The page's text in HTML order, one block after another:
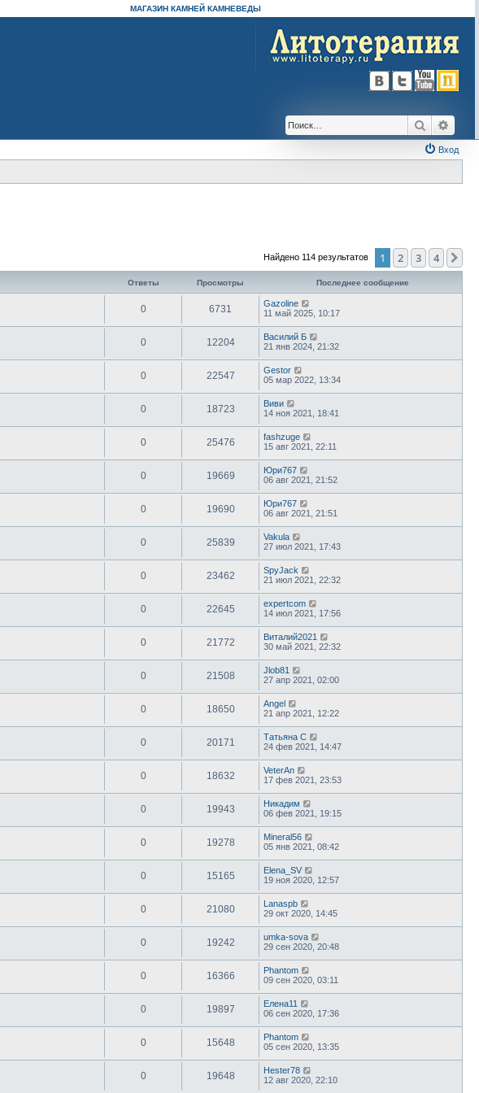
МАГАЗИН КАМНЕЙ КАМНЕВЕДЫ
Поиск
Вход
Найдено 114 результатов 1 2 3 4
Ответы Просмотры Последнее сообщение
0 6731
Gazoline
11 май 2025, 10:17
0 12204
Василий Б
21 янв 2024, 21:32
0 22547
Gestor
05 мар 2022, 13:34
0 18723
Виви
14 ноя 2021, 18:41
0 25476
fashzuge
15 авг 2021, 22:11
0 19669
Юри767
06 авг 2021, 21:52
0 19690
Юри767
06 авг 2021, 21:51
0 25839
Vakula
27 июл 2021, 17:43
0 23462
SpyJack
21 июл 2021, 22:32
0 22645
expertcom
14 июл 2021, 17:56
0 21772
Виталий2021
30 май 2021, 22:32
0 21508
Jlob81
27 апр 2021, 02:00
0 18650
Angel
21 апр 2021, 12:22
0 20171
Татьяна С
24 фев 2021, 14:47
0 18632
VeterAn
17 фев 2021, 23:53
0 19943
Никадим
06 фев 2021, 19:15
0 19278
Mineral56
05 янв 2021, 08:42
0 15165
Elena_SV
19 ноя 2020, 12:57
0 21080
Lanaspb
29 окт 2020, 14:45
0 19242
umka-sova
29 сен 2020, 20:48
0 16366
Phantom
09 сен 2020, 03:11
0 19897
Елена11
06 сен 2020, 17:36
0 15648
Phantom
05 сен 2020, 13:35
0 19648
Hester78
12 авг 2020, 22:10